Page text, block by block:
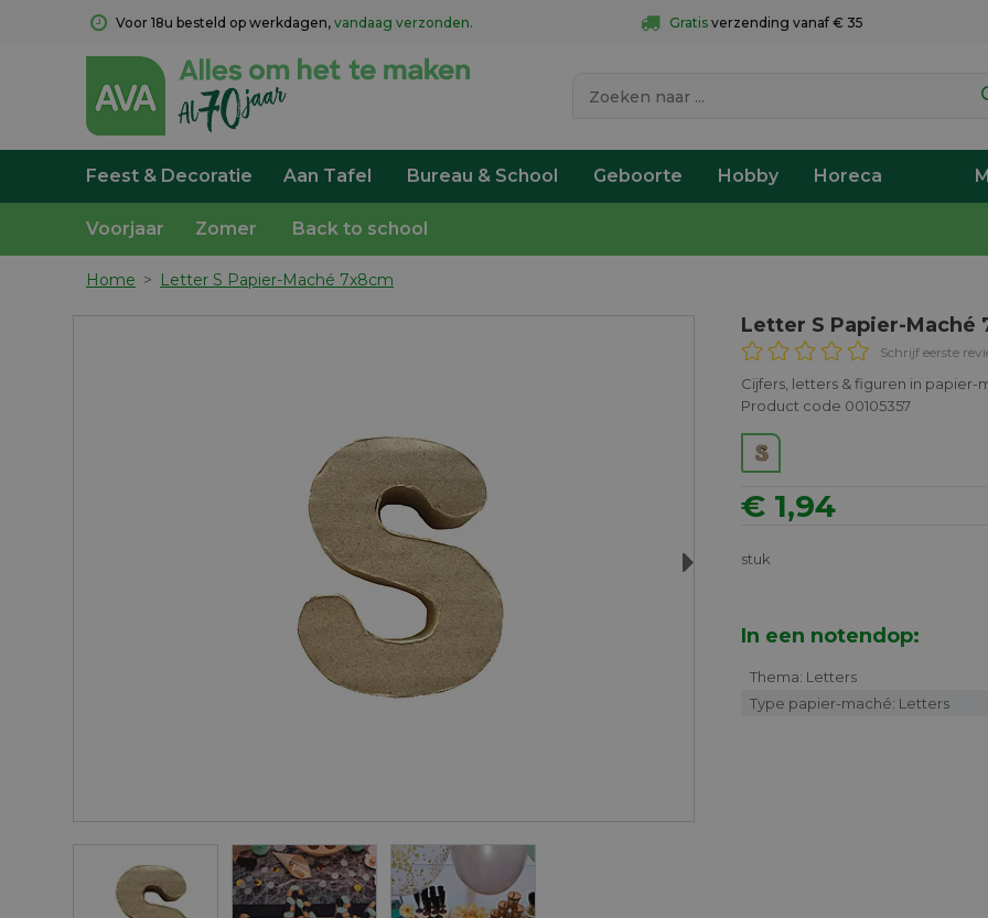
Voor 18u besteld op werkdagen, vandaag verzonden. Gratis verzending vanaf € 35
Feest & Decoratie Aan Tafel Bureau & School Geboorte Hobby Horeca
Voorjaar Zomer Back to school
Home > Letter S Papier-Maché 7x8cm
Next
Letter S Papier-Maché
Schrijf eerste
Cijfers, letters & figuren in papier-
Product code 00105357
€ 1,94
stuk
In een notendop:
Thema: Letters
Type papier-maché: Letters